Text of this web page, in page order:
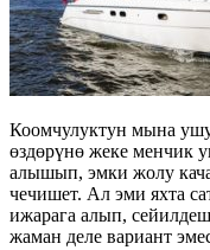
Коомчулуктун мына
өздөрүнө жеке менчик
алышып, эмки жолу
чечишет. Ал эми яхта
ижарага алып,
жаман деле вариант